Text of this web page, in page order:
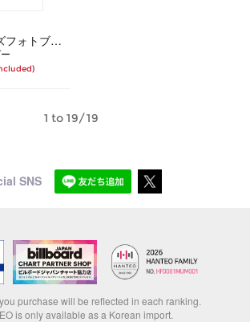
仮面ライダーファイズフォトブックCD 2
1 to 19/19
SNS
purchase will be reflected in each ranking.
is only available as a Korean import.